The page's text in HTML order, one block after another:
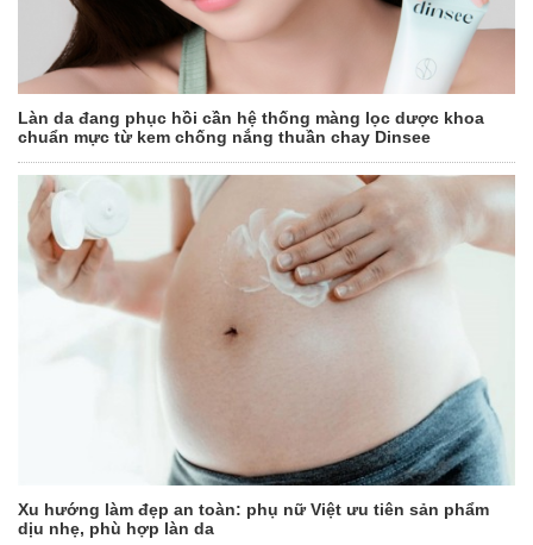
Làn da đang phục hồi cần hệ thống màng lọc dược khoa
chuẩn mực từ kem chống nắng thuần chay Dinsee
Xu hướng làm đẹp an toàn: phụ nữ Việt ưu tiên sản phẩm
dịu nhẹ, phù hợp làn da